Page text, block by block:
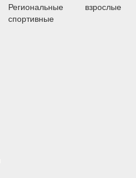
Региональные
спортивные
взрослые